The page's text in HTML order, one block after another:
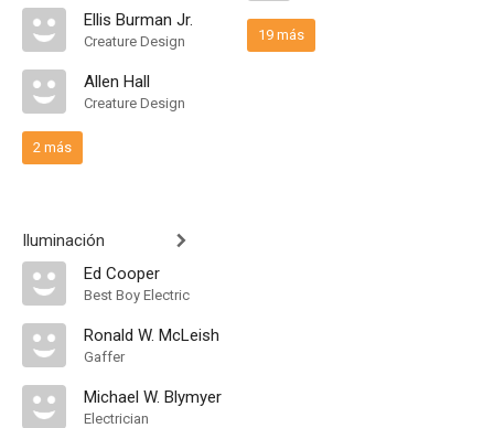
Ellis Burman Jr.
Creature Design
Allen Hall
Creature Design
2 más
Iluminación
Ed Cooper
Best Boy Electric
Ronald W. McLeish
Gaffer
Michael W. Blymyer
Electrician
19 más